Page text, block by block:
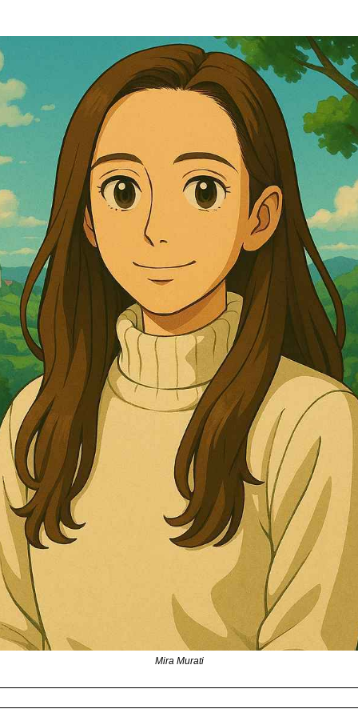
Mira Murati